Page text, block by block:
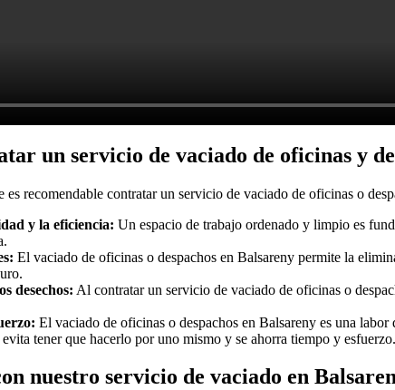
un servicio de vaciado de oficinas y
es recomendable contratar un servicio de vaciado de oficinas o
y la eficiencia: Un espacio de trabajo ordenado y limpio es
El vaciado de oficinas o despachos en Balsareny permite la
desechos: Al contratar un servicio de vaciado de oficinas o
El vaciado de oficinas o despachos en Balsareny es una
tener que hacerlo por uno mismo y se ahorra tiempo y esfuerzo.
nuestro servicio de vaciado en